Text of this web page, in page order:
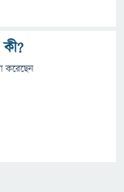
করেছেন